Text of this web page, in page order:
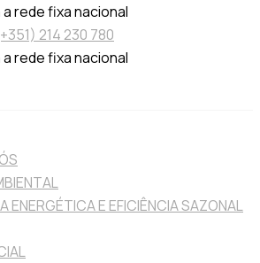
rede fixa nacional
214 230 780
rede fixa nacional
ENERGÉTICA E EFICIÊNCIA SAZONAL